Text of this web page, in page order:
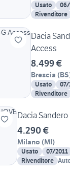
Usato
Rivenditore
Dacia
Access
8.499 €
Brescia (BS
Usato 07/
Rivenditore
Dacia Sandero
4.290 €
Milano (MI)
Usato 07/2011
Rivenditore